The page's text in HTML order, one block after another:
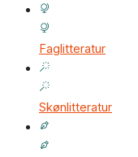
Faglitteratur
Skønlitteratur